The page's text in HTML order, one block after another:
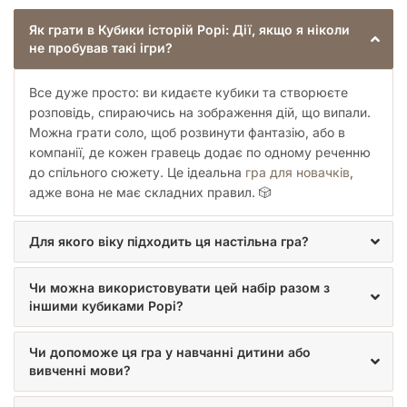
Зміцнення сімейних зв'язків:Спільне створення
історій – це чудовий спосіб провести якісний час
разом, посміятися та краще пізнати одне одного. Це
одна з найкращихсімейних ігордля вечірніх
посиденьок.
Розвиток емпатії:Придумуючи історії з різними
персонажами та їхніми діями, гравці вчаться розуміти
різні точки зору та емоції.
Зняття стресу та релаксація:Творчий процес
допомагає відволіктися від повсякденних турбот та
отримати задоволення від гри.
Для кого підійде Кубики історій Рорі:
Дії?
Цянастільна граідеально підходить для широкого кола
користувачів:
Діти від 6 років:Допомагає розвивати уяву,
мовлення, готує до школи, покращує навички
оповідання.
Як грати в Кубики історій Рорі: Дії, якщо я ніколи
не пробував такі ігри?
Все дуже просто: ви кидаєте кубики та створюєте
розповідь, спираючись на зображення дій, що випали.
Можна грати соло, щоб розвинути фантазію, або в
компанії, де кожен гравець додає по одному реченню
до спільного сюжету. Це ідеальна гра для новачків,
адже вона не має складних правил. 🎲
Для якого віку підходить ця настільна гра?
Чи можна використовувати цей набір разом з
іншими кубиками Рорі?
Чи допоможе ця гра у навчанні дитини або
вивченні мови?